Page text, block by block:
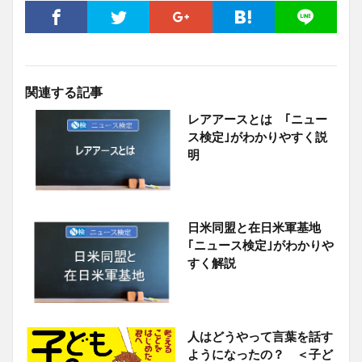
関連する記事
レアアースとは ｢ニュー
ス検定｣がわかりやすく説
明
日米同盟と在日米軍基地
｢ニュース検定｣がわかりや
すく解説
人はどうやって言葉を話す
ようになったの？ ＜子ど